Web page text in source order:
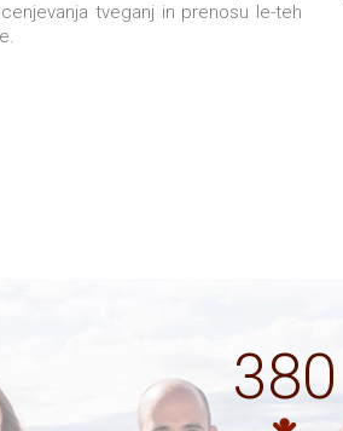
tveganj in prenosu le-teh
380